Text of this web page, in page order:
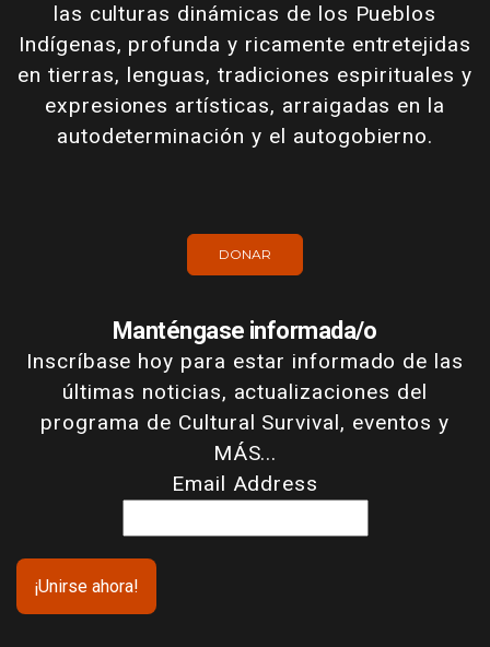
las culturas dinámicas de los Pueblos
Indígenas, profunda y ricamente entretejidas
en tierras, lenguas, tradiciones espirituales y
expresiones artísticas, arraigadas en la
autodeterminación y el autogobierno.
DONAR
Manténgase informada/o
Inscríbase hoy para estar informado de las
últimas noticias, actualizaciones del
programa de Cultural Survival, eventos y
MÁS...
Email Address